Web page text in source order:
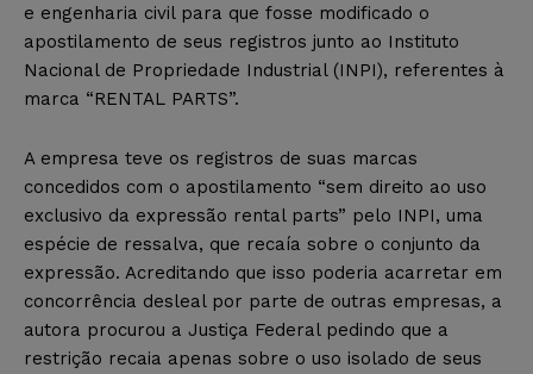
e engenharia civil para que fosse modificado o
apostilamento de seus registros junto ao Instituto
Nacional de Propriedade Industrial (INPI), referentes à
marca “RENTAL PARTS”.
A empresa teve os registros de suas marcas
concedidos com o apostilamento “sem direito ao uso
exclusivo da expressão rental parts” pelo INPI, uma
espécie de ressalva, que recaía sobre o conjunto da
expressão. Acreditando que isso poderia acarretar em
concorrência desleal por parte de outras empresas, a
autora procurou a Justiça Federal pedindo que a
restrição recaia apenas sobre o uso isolado de seus